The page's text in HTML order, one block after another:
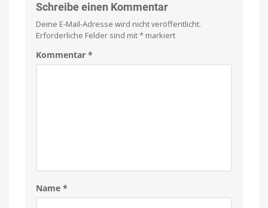
Schreibe einen Kommentar
Deine E-Mail-Adresse wird nicht veröffentlicht.
Erforderliche Felder sind mit* markiert
Kommentar *
Name *